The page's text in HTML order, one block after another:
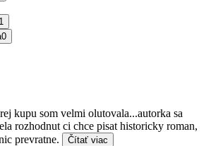
1
0
kupu som velmi olutovala...autorka sa
rozhodnut ci chce pisat historicky roman,
prevratne.
Čítať viac